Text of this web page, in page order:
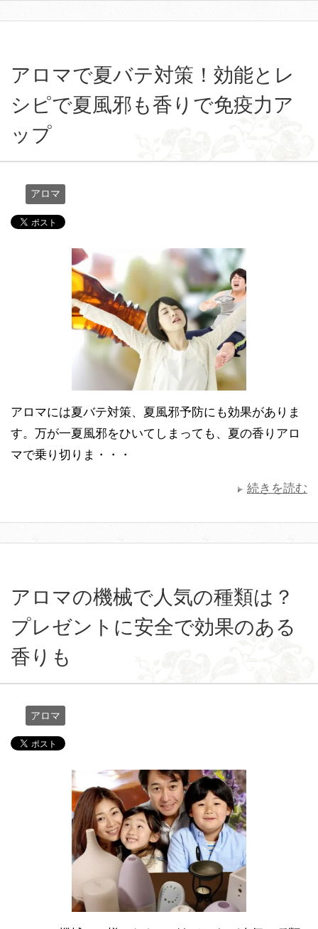
アロマで夏バテ対策！効能とレ
シピで夏風邪も香りで免疫力ア
ップ
アロマ
アロマには夏バテ対策、夏風邪予防にも効果がありま
す。万が一夏風邪をひいてしまっても、夏の香りアロ
マで乗り切りま・・・
続きを読む
アロマの機械で人気の種類は？
プレゼントに安全で効果のある
香りも
アロマ